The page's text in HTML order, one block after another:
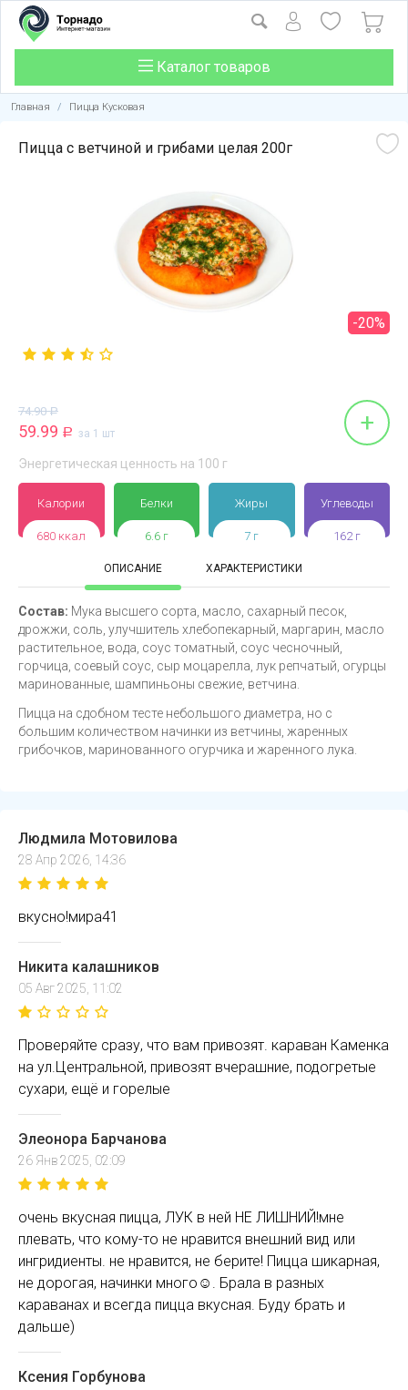
Каталог товаров
Главная / Пицца Кусковая
Пицца с ветчиной и грибами целая 200г
-20%
74.90 Р
59.99 Р за 1 шт +
Энергетическая ценность на 100 г
Калории
680 ккал
Белки
6.6 г
Жиры
7 г
Углеводы
162 г
ОПИСАНИЕ ХАРАКТЕРИСТИКИ
Состав: Мука высшего сорта, масло, сахарный песок,
дрожжи, соль, улучшитель хлебопекарный, маргарин, масло
растительное, вода, соус томатный, соус чесночный,
горчица, соевый соус, сыр моцарелла, лук репчатый, огурцы
маринованные, шампиньоны свежие, ветчина.
Пицца на сдобном тесте небольшого диаметра, но с
большим количеством начинки из ветчины, жаренных
грибочков, маринованного огурчика и жаренного лука.
Людмила Мотовилова
28 Апр 2026, 14:36
вкусно!мира41
Никита калашников
05 Авг 2025, 11:02
Проверяйте сразу, что вам привозят. караван Каменка
на ул.Центральной, привозят вчерашние, подогретые
сухари, ещё и горелые
Элеонора Барчанова
26 Янв 2025, 02:09
очень вкусная пицца, ЛУК в ней НЕ ЛИШНИЙ!мне
плевать, что кому-то не нравится внешний вид или
ингридиенты. не нравится, не берите! Пицца шикарная,
не дорогая, начинки много☺. Брала в разных
караванах и всегда пицца вкусная. Буду брать и
дальше)
Ксения Горбунова